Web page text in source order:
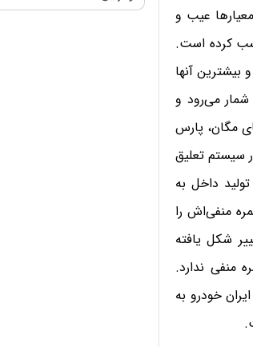
عیب و
مزدا3 روبه‌رو می‌شویم که 12 نمره منفی کسب کرده است.
به دست آورده و بیشترین آنها
به شمار می‌رود و
مگان، پارس
در سیستم تعلیق
داخل به
منفی‌اش را
شکل یافته
منفی ندارد.
ایراد پارس تندر به بدنه آن مربوط می‌شود. در گزارش کیفی شهریورماه، نامی از تندر-90 ایران خودرو به